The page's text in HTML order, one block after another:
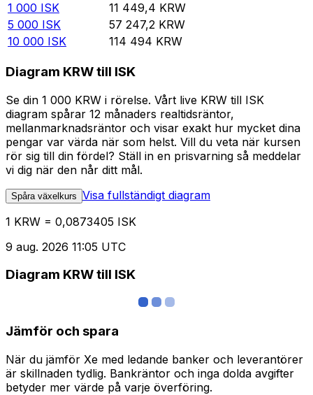
1 000 ISK 11 449,4 KRW
5 000 ISK 57 247,2 KRW
10 000 ISK 114 494 KRW
Diagram KRW till ISK
Se din 1 000 KRW i rörelse. Vårt live KRW till ISK
diagram spårar 12 månaders realtidsräntor,
mellanmarknadsräntor och visar exakt hur mycket dina
pengar var värda när som helst. Vill du veta när kursen
rör sig till din fördel? Ställ in en prisvarning så meddelar
vi dig när den når ditt mål.
Spåra växelkurs Visa fullständigt diagram
1 KRW = 0,0873405 ISK
9 aug. 2026 11:05 UTC
Diagram KRW till ISK
Jämför och spara
När du jämför Xe med ledande banker och leverantörer
är skillnaden tydlig. Bankräntor och inga dolda avgifter
betyder mer värde på varje överföring.